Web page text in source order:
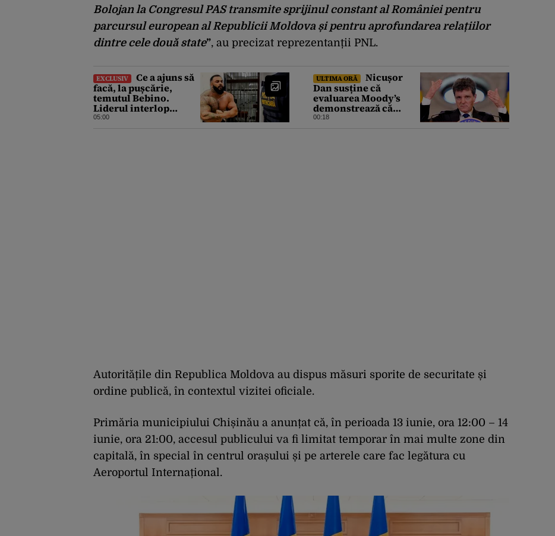
Bolojan la Congresul PAS transmite sprijinul constant al României pentru
parcursul european al Republicii Moldova și pentru aprofundarea relațiilor
dintre cele două state”, au precizat reprezentanții PNL.
EXCLUSIV
Ce a ajuns să
facă, la pușcărie,
temutul Bebino.
Liderul interlop
bucureștean, trimis la
05:00
ULTIMA ORĂ
Nicușor
Dan susține că
evaluarea Moody’s
demonstrează că
România a făcut pașii
00:18
Autoritățile din Republica Moldova au dispus măsuri sporite de securitate și
ordine publică, în contextul vizitei oficiale.
Primăria municipiului Chișinău a anunțat că, în perioada 13 iunie, ora 12:00 – 14
iunie, ora 21:00, accesul publicului va fi limitat temporar în mai multe zone din
capitală, în special în centrul orașului și pe arterele care fac legătura cu
Aeroportul Internațional.